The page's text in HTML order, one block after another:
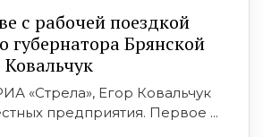
с рабочей поездкой
губернатора Брянской
Ковальчук
«Стрела», Егор Ковальчук
предприятия. Первое ...